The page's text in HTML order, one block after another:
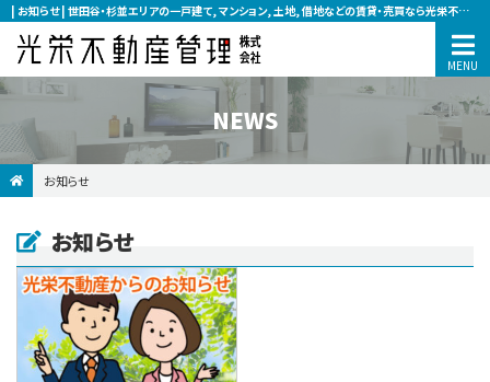
| お知らせ | 世田谷・杉並エリアの一戸建て, マンション, 土地, 借地などの賃貸・売買なら光栄不動産管理へ
NEWS
お知らせ
お知らせ